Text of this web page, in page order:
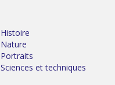
Histoire
Nature
Portraits
Sciences et techniques